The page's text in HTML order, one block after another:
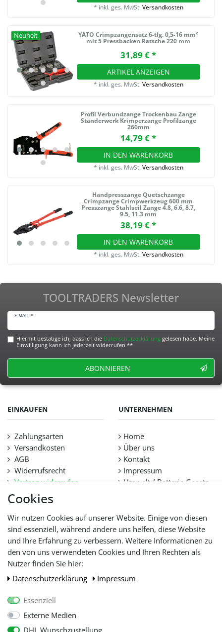
Cookies
Wir nutzen Cookies auf unserer Website. Einige von diesen
sind essenziell, während andere uns helfen, diese Website
und Ihre Erfahrung zu verbessern. Weitere Informationen zu
den von uns verwendeten Cookies und Ihren Rechten als
Nutzer finden Sie hier:
Daten­schutz­erklärung
Impressum
Essenziell
Externe Medien
* inkl. ges. MwSt. Versandkosten
Neuheit YATO Crimpzangensatz 6-tlg. 0,5-16 mm²
mit 5 Pressbacken Ratsche 220 mm
31,89 € *
ARTIKEL ANZEIGEN
* inkl. ges. MwSt. Versandkosten
Profil Verbundzange Trockenbau Zange
Ständerwerk Krimperzange Profilzange
260mm
14,79 € *
IN DEN WARENKORB
* inkl. ges. MwSt. Versandkosten
Handpresszange Quetschzange
Crimpzange Crimpwerkzeug 600 mm
Presszange Stahlseil Zange 4.8, 6.6, 8.7,
9.5, 11.3 mm
38,19 € *
IN DEN WARENKORB
* inkl. ges. MwSt. Versandkosten
TOOLTRADERS Newsletter
E-MAIL *
Hiermit bestätige ich, dass ich die Daten­schutz­erklärunggelesen habe. Meine
Einwilligung kann ich jederzeit widerrufen.**
ABONNIEREN
EINKAUFEN
Zahlungsarten
Versandkosten
AGB
Widerrufsrecht
Vertrag widerrufen
Datenschutz
Hilfe
Lieferfristen und
Lieferbeschränkung
UNTERNEHMEN
Home
Über uns
Kontakt
Impressum
Umwelt / Batterie Gesetz
WIR AKZEPTIEREN